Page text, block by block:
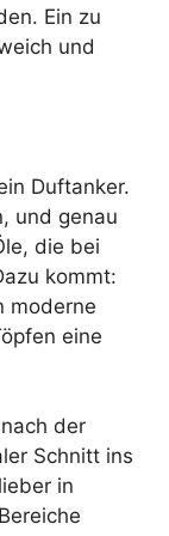
Ein zu
und
Duftanker.
und genau
die bei
kommt:
moderne
eine
der
Schnitt ins
in